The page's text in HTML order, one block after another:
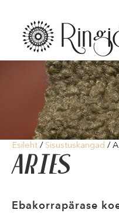
Esileht / Sisustuskangad /
ARIES
Ebakorrapärase